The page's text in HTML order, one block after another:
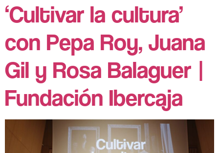
‘Cultivar la cultura’
con Pepa Roy, Juana
Gil y Rosa Balaguer |
Fundación Ibercaja